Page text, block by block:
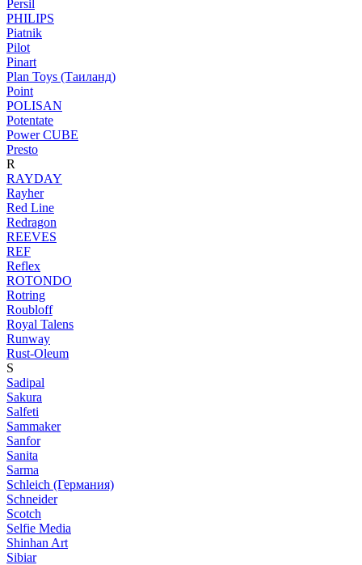
Persil
PHILIPS
Piatnik
Pilot
Pinart
Plan Toys (Таиланд)
Point
POLISAN
Potentate
Power CUBE
Presto
R
RAYDAY
Rayher
Red Line
Redragon
REEVES
REF
Reflex
ROTONDO
Rotring
Roubloff
Royal Talens
Runway
Rust-Oleum
S
Sadipal
Sakura
Salfeti
Sammaker
Sanfor
Sanita
Sarma
Schleich (Германия)
Schneider
Scotch
Selfie Media
Shinhan Art
Sibiar